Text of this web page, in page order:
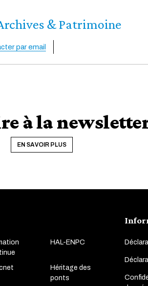
& Patrimoine
par email
à la
EN SAVOIR PLUS
HAL-ENPC
Héritage des
ponts